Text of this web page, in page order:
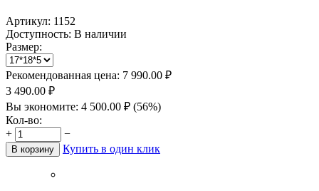
Артикул: 1152
Доступность: В наличии
Размер:
Рекомендованная цена: 7 990.00 ₽
3 490.00 ₽
Вы экономите: 4 500.00 ₽ (56%)
Кол-во:
+
−
В корзину Купить в один клик